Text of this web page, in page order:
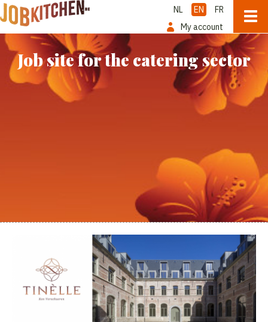
NL EN
FR
My account
Job site for the catering sector